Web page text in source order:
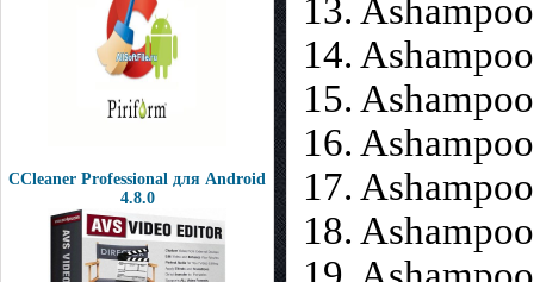
CCleaner Professional для Android
4.8.0
13.
14.
15.
16.
17.
18.